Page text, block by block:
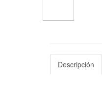
Descripción